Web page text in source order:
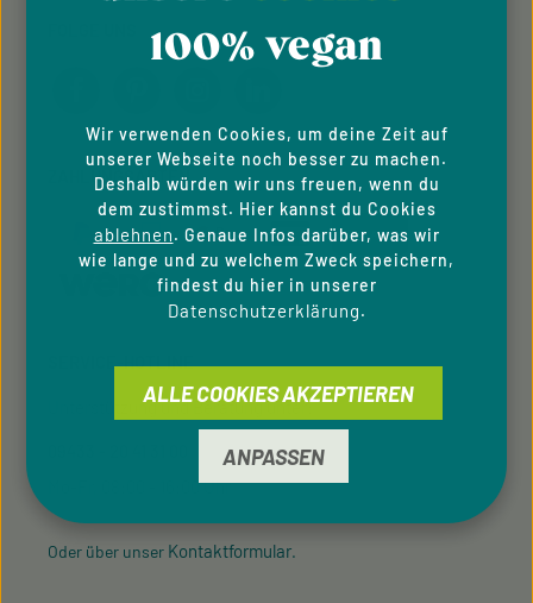
ZAHLUNGSARTEN
SERVICE-HOTLINE
Unterstützung und Beratung unter:
Mo-Fr, 08:00 - 16:00 Uhr
Oder über unser Kontaktformular.
100% vegan
Wir verwenden Cookies, um deine Zeit auf
unserer Webseite noch besser zu machen.
Deshalb würden wir uns freuen, wenn du
dem zustimmst. Hier kannst du Cookies
ablehnen. Genaue Infos darüber, was wir
wie lange und zu welchem Zweck speichern,
findest du hier in unserer
Datenschutzerklärung.
ANPASSEN
ALLE COOKIES AKZEPTIEREN